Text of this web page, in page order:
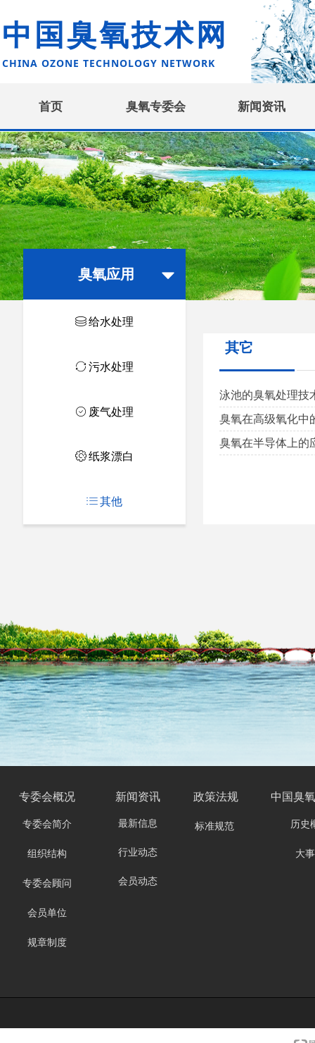
中国臭氧技术网
CHINA OZONE TECHNOLOGY NETWORK
首页 臭氧专委会 新闻资讯
泳池的臭氧处理技
臭氧在高级氧化中
臭氧在半导体上的
其它
臭氧应用 뀓
ꀹ给水处理
ꀡ 污水处理
ꄗ 废气处理
ꂉ纸浆漂白
ꂇ其他
专委会简介
组织结构
专委会顾问
会员单位
规章制度
中国臭
专委会概况 新闻资讯
标准规范
政策法规
最新信息
行业动态
会员动态
历史
大